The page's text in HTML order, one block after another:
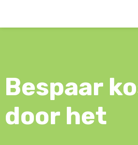
Bespaar
door het